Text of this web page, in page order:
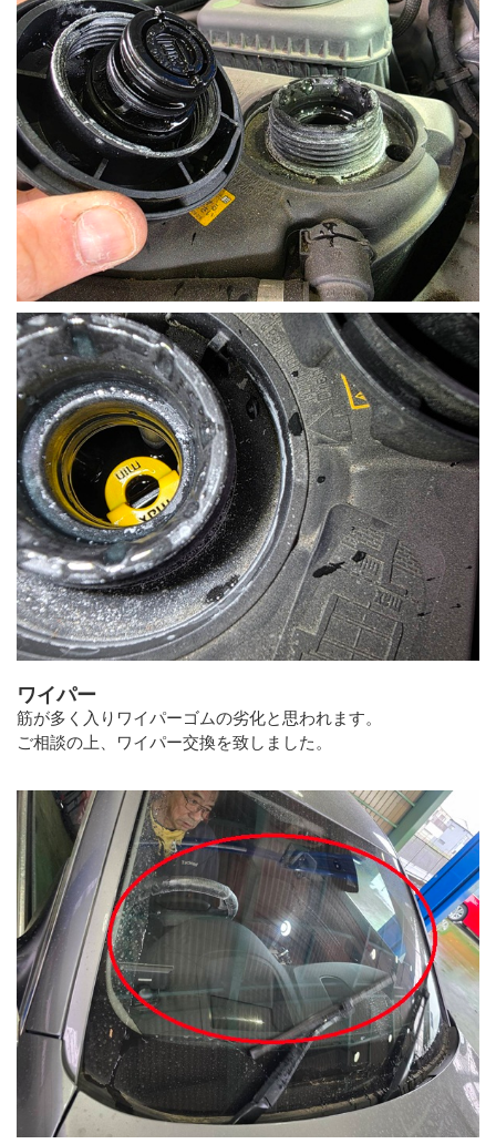
ワイパー
筋が多く入りワイパーゴムの劣化と思われます。
ご相談の上、ワイパー交換を致しました。